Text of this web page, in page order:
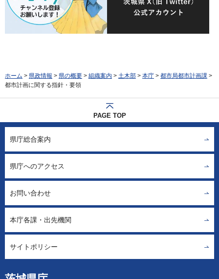
ホーム > 県政情報 > 県の概要 > 組織案内 > 土木部 > 本庁 > 都市局都市計画課 >
都市計画に関する指針・要領
PAGE TOP
県庁総合案内
県庁へのアクセス
お問い合わせ
本庁各課・出先機関
サイトポリシー